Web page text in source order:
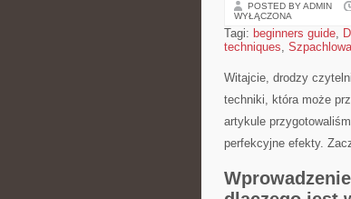
POSTED BY ADMIN
WYŁĄCZONA
Tagi: beginners guide,
techniques,
Witajcie,⁢ drodzy
techniki, która⁣ może
artykule
perfekcyjne⁤ efekty.